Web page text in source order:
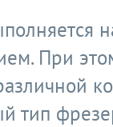
При
тип